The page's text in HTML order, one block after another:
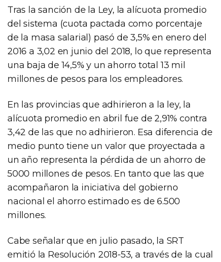
Tras la sanción de la Ley, la alícuota promedio
del sistema (cuota pactada como porcentaje
de la masa salarial) pasó de 3,5% en enero del
2016 a 3,02 en junio del 2018, lo que representa
una baja de 14,5% y un ahorro total 13 mil
millones de pesos para los empleadores.
En las provincias que adhirieron a la ley, la
alícuota promedio en abril fue de 2,91% contra
3,42 de las que no adhirieron. Esa diferencia de
medio punto tiene un valor que proyectada a
un año representa la pérdida de un ahorro de
5000 millones de pesos. En tanto que las que
acompañaron la iniciativa del gobierno
nacional el ahorro estimado es de 6.500
millones.
Cabe señalar que en julio pasado, la SRT
emitió la Resolución 2018-53, a través de la cual